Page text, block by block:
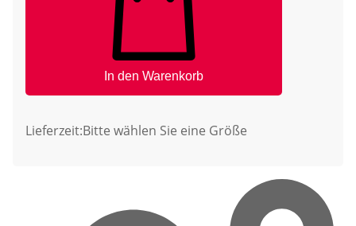
In den Warenkorb
Lieferzeit:Bitte wählen Sie eine Größe